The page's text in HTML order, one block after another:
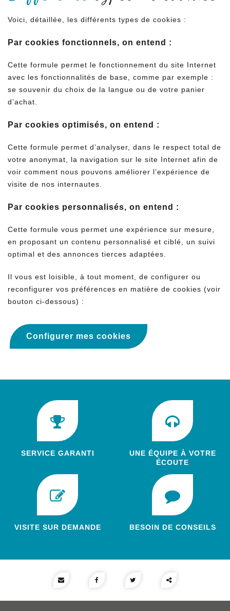
Voici, détaillée, les différents types de cookies :
Par cookies fonctionnels, on entend :
Cette formule permet le fonctionnement du site Internet
avec les fonctionnalités de base, comme par exemple :
se souvenir du choix de la langue ou de votre panier
d’achat.
Par cookies optimisés, on entend :
Cette formule permet d’analyser, dans le respect total de
votre anonymat, la navigation sur le site Internet afin de
voir comment nous pouvons améliorer l’expérience de
visite de nos internautes.
Par cookies personnalisés, on entend :
Cette formule vous permet une expérience sur mesure,
en proposant un contenu personnalisé et ciblé, un suivi
optimal et des annonces tierces adaptées.
Il vous est loisible, à tout moment, de configurer ou
reconfigurer vos préférences en matière de cookies (voir
bouton ci-dessous) :
Configurer mes cookies
SERVICE GARANTI
UNE ÉQUIPE À VOTRE
ÉCOUTE
VISITE SUR DEMANDE BESOIN DE CONSEILS